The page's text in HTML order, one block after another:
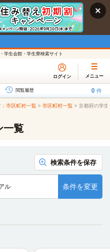
学生会館・学生寮検索サイト
ログイン メニュー
閲覧履歴 0 件
市区町村一覧 > 市区町村一覧 > 京都府の学
一覧
検索条件を保存
ル 条件を変更